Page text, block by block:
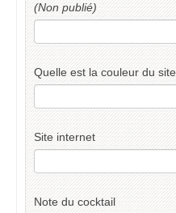
(Non publié)
Quelle est la couleur du
Site internet
Note du cocktail